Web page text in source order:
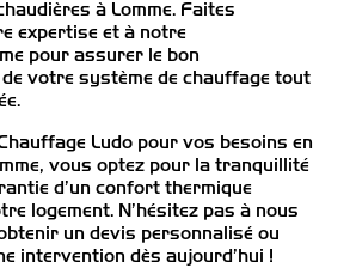
à Lomme. Faites
expertise et à notre
pour assurer le bon
votre système de chauffage tout
Ludo pour vos besoins en
vous optez pour la tranquillité
d’un confort thermique
logement. N’hésitez pas à nous
un devis personnalisé ou
intervention dès aujourd’hui !